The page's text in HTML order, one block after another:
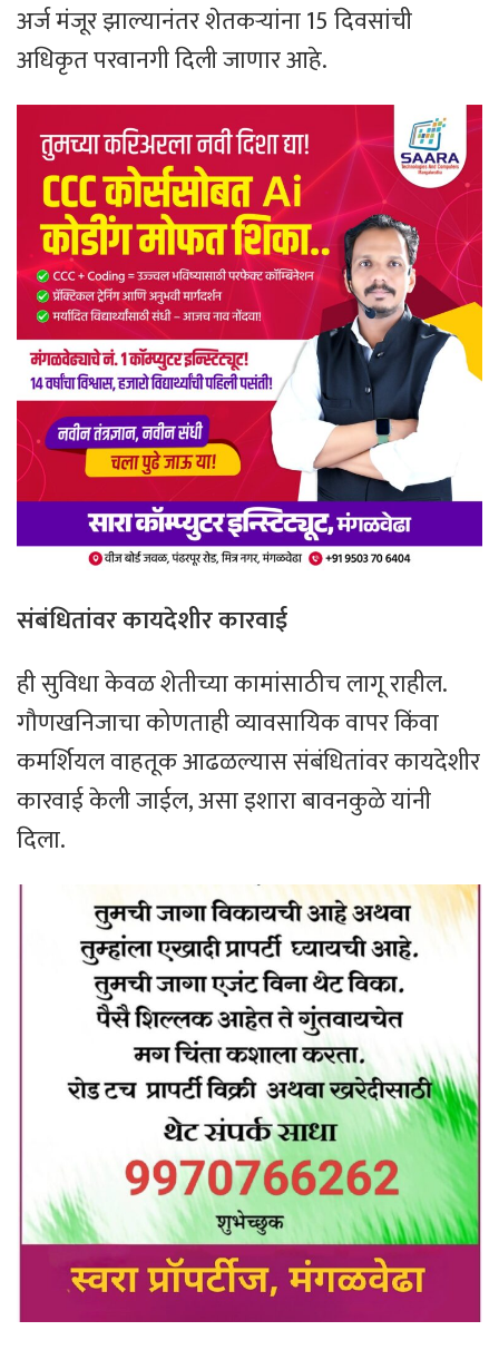
अर्ज मंजूर झाल्यानंतर शेतकऱ्यांना 15 दिवसांची
अधिकृत परवानगी दिली जाणार आहे.
संबंधितांवर कायदेशीर कारवाई
ही सुविधा केवळ शेतीच्या कामांसाठीच लागू राहील.
गौणखनिजाचा कोणताही व्यावसायिक वापर किंवा
कमर्शियल वाहतूक आढळल्यास संबंधितांवर कायदेशीर
कारवाई केली जाईल, असा इशारा बावनकुळे यांनी
दिला.